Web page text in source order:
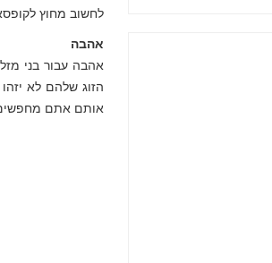
לחשוב מחוץ
אהבה
אהבה עבור בני
הזוג שלהם לא
אותם אתם מחפשים